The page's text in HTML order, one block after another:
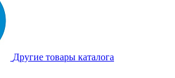
Другие товары каталога